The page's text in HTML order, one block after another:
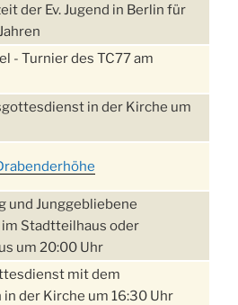
der Ev. Jugend in Berlin für
- Turnier des TC77 am
in der Kirche um
und Junggebliebene
Stadtteilhaus oder
um 20:00 Uhr
mit dem
der Kirche um 16:30 Uhr